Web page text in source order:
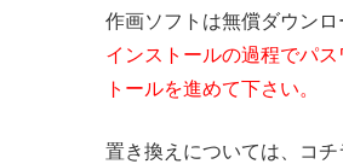
作画ソフトは無償ダウンロ
インストールの過程でパ
トールを進めて下さい。
置き換えについては、コチ